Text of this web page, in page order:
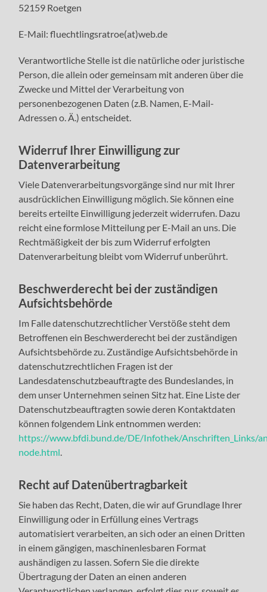
52159 Roetgen
E-Mail: fluechtlingsratroe(at)web.de
Verantwortliche Stelle ist die natürliche oder juristische
Person, die allein oder gemeinsam mit anderen über die
Zwecke und Mittel der Verarbeitung von
personenbezogenen Daten (z.B. Namen, E-Mail-
Adressen o. Ä.) entscheidet.
Widerruf Ihrer Einwilligung zur
Datenverarbeitung
Viele Datenverarbeitungsvorgänge sind nur mit Ihrer
ausdrücklichen Einwilligung möglich. Sie können eine
bereits erteilte Einwilligung jederzeit widerrufen. Dazu
reicht eine formlose Mitteilung per E-Mail an uns. Die
Rechtmäßigkeit der bis zum Widerruf erfolgten
Datenverarbeitung bleibt vom Widerruf unberührt.
Beschwerderecht bei der zuständigen
Aufsichtsbehörde
Im Falle datenschutzrechtlicher Verstöße steht dem
Betroffenen ein Beschwerderecht bei der zuständigen
Aufsichtsbehörde zu. Zuständige Aufsichtsbehörde in
datenschutzrechtlichen Fragen ist der
Landesdatenschutzbeauftragte des Bundeslandes, in
dem unser Unternehmen seinen Sitz hat. Eine Liste der
Datenschutzbeauftragten sowie deren Kontaktdaten
können folgendem Link entnommen werden:
https://www.bfdi.bund.de/DE/Infothek/Anschriften_Links/
node.html
Recht auf Datenübertragbarkeit
Sie haben das Recht, Daten, die wir auf Grundlage Ihrer
Einwilligung oder in Erfüllung eines Vertrags
automatisiert verarbeiten, an sich oder an einen Dritten
in einem gängigen, maschinenlesbaren Format
aushändigen zu lassen. Sofern Sie die direkte
Übertragung der Daten an einen anderen